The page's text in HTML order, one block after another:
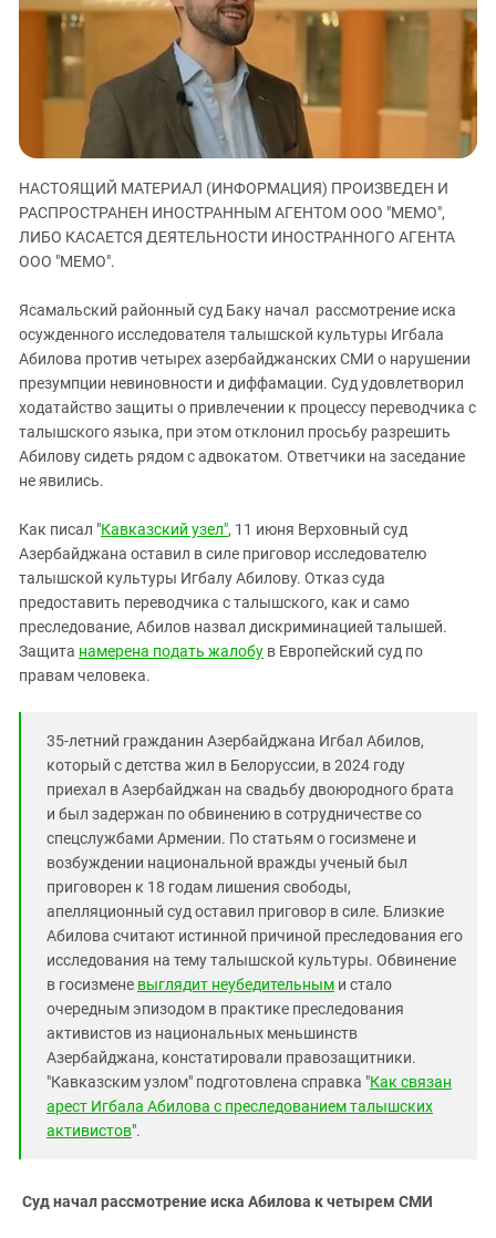
ЗАСТАВЛЯЕТ
КАВКАЗ ЗА ПАЛЕСТИНУ
ИНАКОМЫСЛИЕ В ЧЕЧНЕ
ПРЕСЛЕДОВАНИЕ АКТИВИСТОВ
МОБИЛИЗАЦИЯ И ПРОТЕСТЫ
Дагестан
Ингушетия
Кабардино-Балкария
Калмыкия
Карачаево-Черкесия
Краснодарский край
Российская Федерация
Северная Осетия - Алания
СКФО
Ставропольский край
Чечня
Южная Осетия
ЮФО
НАСТОЯЩИЙ МАТЕРИАЛ (ИНФОРМАЦИЯ) ПРОИЗВЕДЕН И
РАСПРОСТРАНЕН ИНОСТРАННЫМ АГЕНТОМ ООО "МЕМО",
ЛИБО КАСАЕТСЯ ДЕЯТЕЛЬНОСТИ ИНОСТРАННОГО АГЕНТА
ООО "МЕМО".
Ясамальский районный суд Баку начал рассмотрение иска
осужденного исследователя талышской культуры Игбала
Абилова против четырех азербайджанских СМИ о нарушении
презумпции невиновности и диффамации. Суд удовлетворил
ходатайство защиты о привлечении к процессу переводчика с
талышского языка, при этом отклонил просьбу разрешить
Абилову сидеть рядом с адвокатом. Ответчики на заседание
не явились.
Как писал "Кавказский узел", 11 июня Верховный суд
Азербайджана оставил в силе приговор исследователю
талышской культуры Игбалу Абилову. Отказ суда
предоставить переводчика с талышского, как и само
преследование, Абилов назвал дискриминацией талышей.
Защита намерена подать жалобу в Европейский суд по
правам человека.
35-летний гражданин Азербайджана Игбал Абилов,
который с детства жил в Белоруссии, в 2024 году
приехал в Азербайджан на свадьбу двоюродного брата
и был задержан по обвинению в сотрудничестве со
спецслужбами Армении. По статьям о госизмене и
возбуждении национальной вражды ученый был
приговорен к 18 годам лишения свободы,
апелляционный суд оставил приговор в силе. Близкие
Абилова считают истинной причиной преследования его
исследования на тему талышской культуры. Обвинение
в госизмене выглядит неубедительным и стало
очередным эпизодом в практике преследования
активистов из национальных меньшинств
Азербайджана, констатировали правозащитники.
"Кавказским узлом" подготовлена справка "Как связан
арест Игбала Абилова с преследованием талышских
активистов".
Суд начал рассмотрение иска Абилова к четырем СМИ